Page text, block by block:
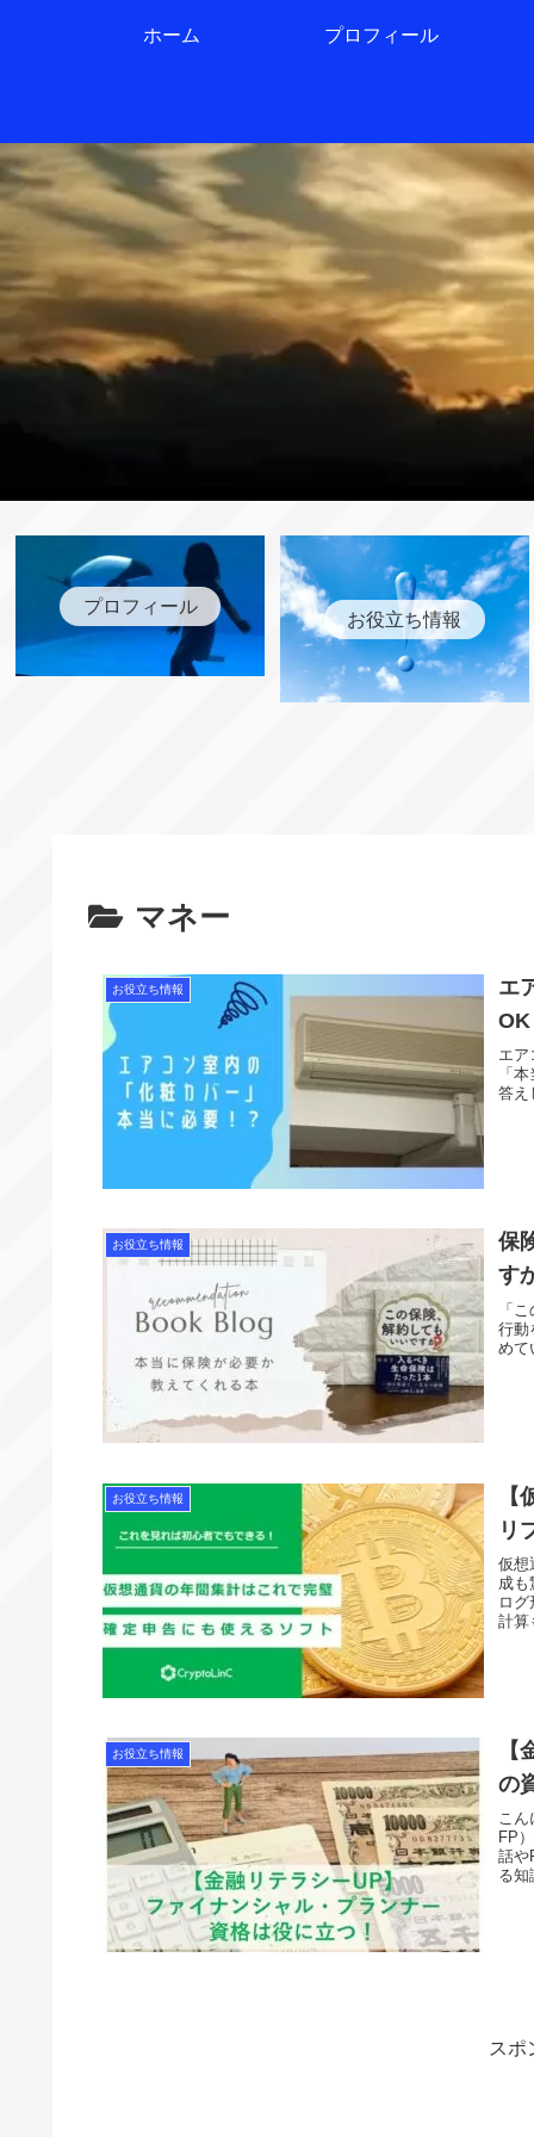
ホーム プロフィール
プロフィール
お役立ち情報
マネー
お役立ち情報
エ
OK
エア
「
答え
お役立ち情報
保
す
「
行動
めて
お役立ち情報
リ
仮想
成も
ロ
計算
お役立ち情報
の
こん
FP
話や
る知
スポ